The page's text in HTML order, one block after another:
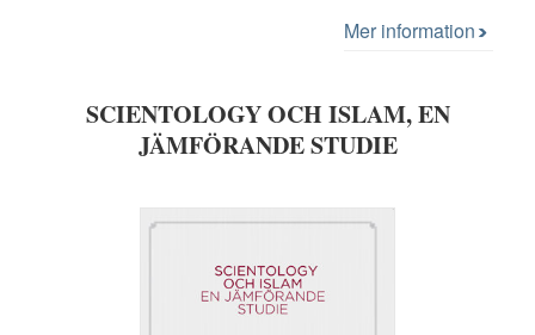
Mer information
SCIENTOLOGY OCH ISLAM, EN
JÄMFÖRANDE STUDIE